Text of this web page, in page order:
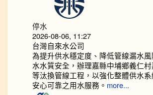
停水
2026-08-06, 11:27
台灣自來水公司
為提升供水穩定度、降低管線漏水
水水質安全，辦理嘉縣中埔鄉義仁
等汰換管線工程，以強化整體供水
安心可靠之用水服務。 more...